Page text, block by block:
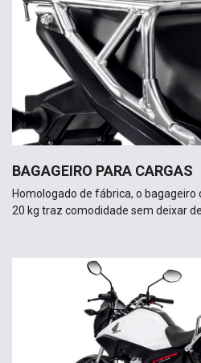
BAGAGEIRO PARA CARGAS
Homologado de fábrica, o
20 kg traz comodidade sem deixar